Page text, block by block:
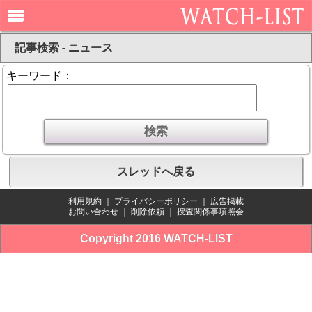
記事検索 - ニュース
キーワード：
スレッドへ戻る
利用規約 プライバシーポリシー
広告掲載
お問い合わせ
削除依頼 捜査関係事項照会
Copyright 2016 WATCH-LIST